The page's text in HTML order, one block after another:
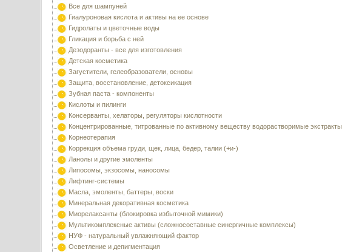
Все для шампуней
Гиалуроновая кислота и активы на ее основе
Гидролаты и цветочные воды
Гликация и борьба с ней
Дезодоранты - все для изготовления
Детская косметика
Загустители, гелеобразователи, основы
Защита, восстановление, детоксикация
Зубная паста - компоненты
Кислоты и пилинги
Консерванты, хелаторы, регуляторы кислотности
Концентрированные, титрованные по активному веществу водорастворимые экстракты
Корнеотерапия
Коррекция объема груди, щек, лица, бедер, талии (+и-)
Ланолы и другие эмоленты
Липосомы, экзосомы, наносомы
Лифтинг-системы
Масла, эмоленты, баттеры, воски
Минеральная декоративная косметика
Миорелаксанты (блокировка избыточной мимики)
Мультикомплексные активы (сложносоставные синергичные комплексы)
НУФ - натуральный увлажняющий фактор
Осветление и депигментация